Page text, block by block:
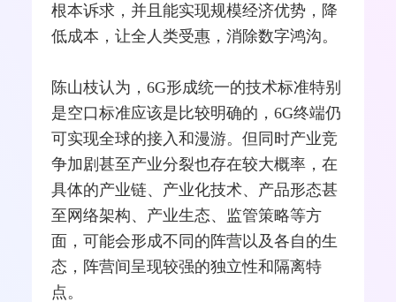
根本诉求，并且能实现规模经济优势，降
低成本，让全人类受惠，消除数字鸿沟。
陈山枝认为，6G形成统一的技术标准特别
是空口标准应该是比较明确的，6G终端仍
可实现全球的接入和漫游。但同时产业竞
争加剧甚至产业分裂也存在较大概率，在
具体的产业链、产业化技术、产品形态甚
至网络架构、产业生态、监管策略等方
面，可能会形成不同的阵营以及各自的生
态，阵营间呈现较强的独立性和隔离特
点。